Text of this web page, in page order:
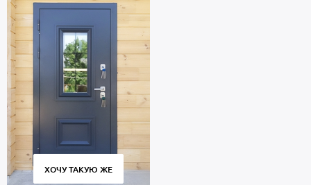
ХОЧУ ТАКУЮ ЖЕ